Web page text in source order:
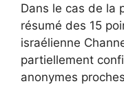
Dans le cas de la
résumé des 15
israélienne
partiellement
anonymes